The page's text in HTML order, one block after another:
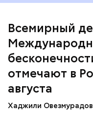
Всемирный
отмечают в
августа
Хаджили Овезмурадов
Международный